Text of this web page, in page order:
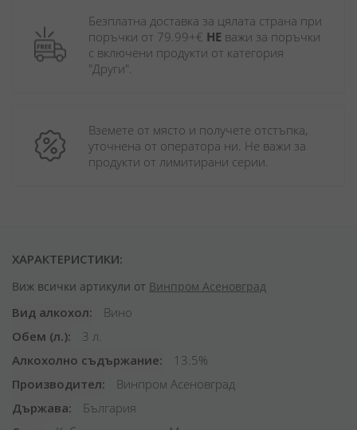
Безплатна доставка за цялата страна при
поръчки от 79.99+€ НЕ важи за поръчки
с включени продукти от категория
"Други".
Вземете от място и получете отстъпка,
уточнена от оператора ни. Не важи за
продукти от лимитирани серии.
ХАРАКТЕРИСТИКИ:
Виж всички артикули от Винпром Асеновград
Вид алкохол
Вино
Обем (л.)
3 л.
Алкохолно съдържание
13.5%
Производител
Винпром Асеновград
Държава
България